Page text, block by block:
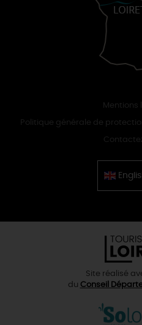
Mentions
Politique générale de
Site réalisé
du Conseil